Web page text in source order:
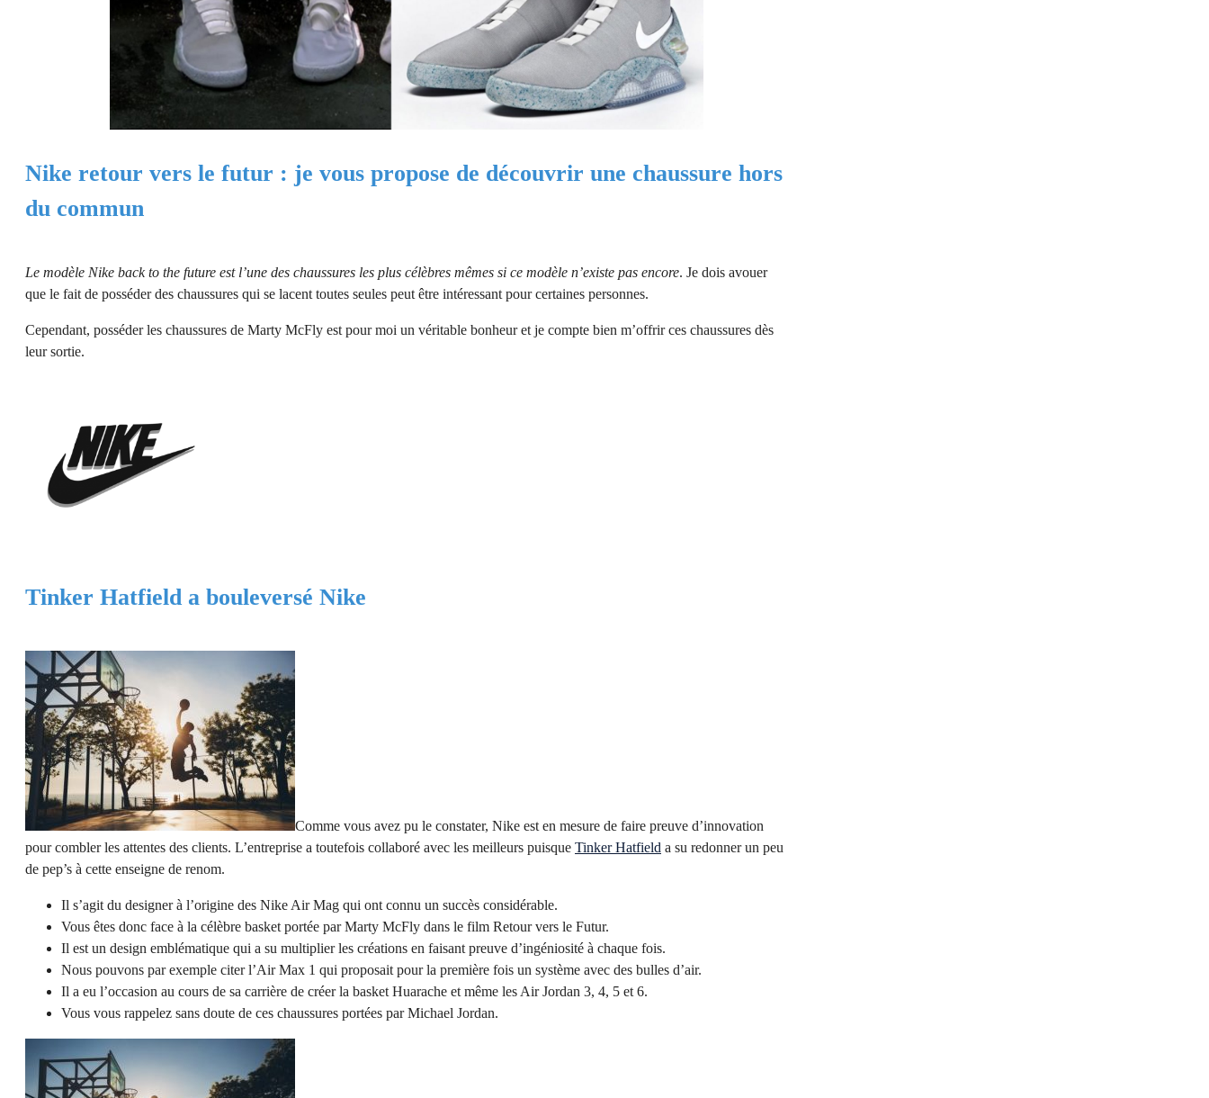
Nike retour vers le futur : je vous propose de découvrir une chaussure hors
du commun
Le modèle Nike back to the future est l’une des chaussures les plus célèbres mêmes si ce modèle n’existe pas encore. Je dois avouer
que le fait de posséder des chaussures qui se lacent toutes seules peut être intéressant pour certaines personnes.
Cependant, posséder les chaussures de Marty McFly est pour moi un véritable bonheur et je compte bien m’offrir ces chaussures dès
leur sortie.
Tinker Hatfield a bouleversé Nike
Comme vous avez pu le constater, Nike est en mesure de faire preuve d’innovation
pour combler les attentes des clients. L’entreprise a toutefois collaboré avec les meilleurs puisque Tinker Hatfield a su redonner un peu
de pep’s à cette enseigne de renom.
Il s’agit du designer à l’origine des Nike Air Mag qui ont connu un succès considérable.
Vous êtes donc face à la célèbre basket portée par Marty McFly dans le film Retour vers le Futur.
Il est un design emblématique qui a su multiplier les créations en faisant preuve d’ingéniosité à chaque fois.
Nous pouvons par exemple citer l’Air Max 1 qui proposait pour la première fois un système avec des bulles d’air.
Il a eu l’occasion au cours de sa carrière de créer la basket Huarache et même les Air Jordan 3, 4, 5 et 6.
Vous vous rappelez sans doute de ces chaussures portées par Michael Jordan.